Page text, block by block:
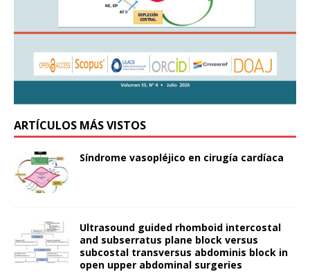
ARTÍCULOS MÁS VISTOS
Síndrome vasopléjico en cirugía cardíaca
Ultrasound guided rhomboid intercostal
and subserratus plane block versus
subcostal transversus abdominis block in
open upper abdominal surgeries